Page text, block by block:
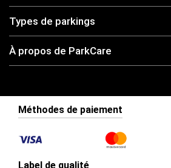
Types de parkings
À propos de ParkCare
Méthodes de paiement
Label de qualité